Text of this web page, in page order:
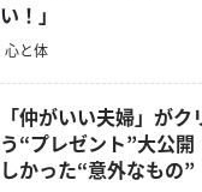
い！」
心と体
「仲がいい夫婦」が
う“プレゼント”大公
しかった“意外なもの”